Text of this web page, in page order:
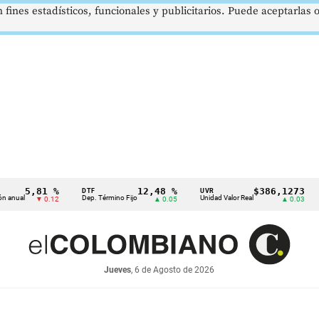
5,81 %
▼ 0.12
DTF
Dep. Término Fijo
12,48 %
▲ 0.05
UVR
Unidad Valor Real
$386,1273
▲ 0.03
SMMLV
Jueves, 6 de Agosto de 2026
estadísticos, funcionales y publicitarios. Puede aceptarlas